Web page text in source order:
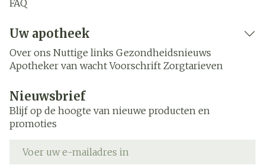
FAQ
Uw apotheek
Over ons Nuttige links Gezondheidsnieuws
Apotheker van wacht Voorschrift Zorgtarieven
Nieuwsbrief
Blijf op de hoogte van nieuwe producten en
promoties